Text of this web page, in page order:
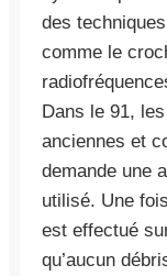
des
comme le
Dans le 91,
anciennes et
demande une
utilisé. Une
est effectué
qu’aucun